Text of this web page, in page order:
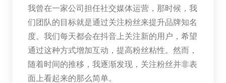
我曾在一家公司担任社交媒体运营，那时候，我
们团队的目标就是通过关注粉丝来提升品牌知名
度。我们每天都会在抖音上关注新的用户，希望
通过这种方式增加互动，提高粉丝粘性。然而，
随着时间的推移，我逐渐发现，关注粉丝并非表
面上看起来的那么简单。